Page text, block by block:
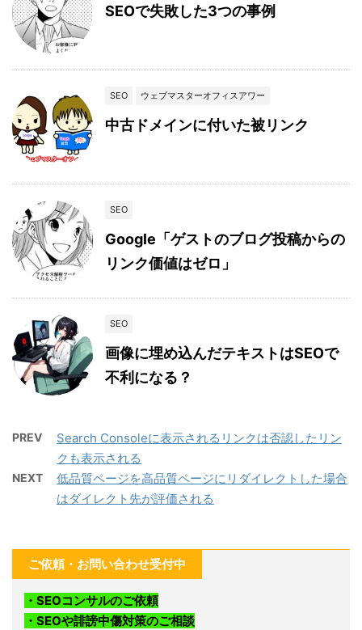
SEOで失敗した3つの事例
SEO ウェブマスターオフィスアワー
中古ドメインに付いた被リンク
SEO
Google「ゲストのブログ投稿からの
リンク価値はゼロ」
SEO
画像に埋め込んだテキストはSEOで
不利になる？
PREV
Search Consoleに表示されるリンクは否認したリン
クも表示される
NEXT
低品質ページを高品質ページにリダイレクトした場合
はダイレクト先が評価される
ご依頼・お問い合わせ受付中
・SEOコンサルのご依頼
・SEOや誹謗中傷対策のご相談